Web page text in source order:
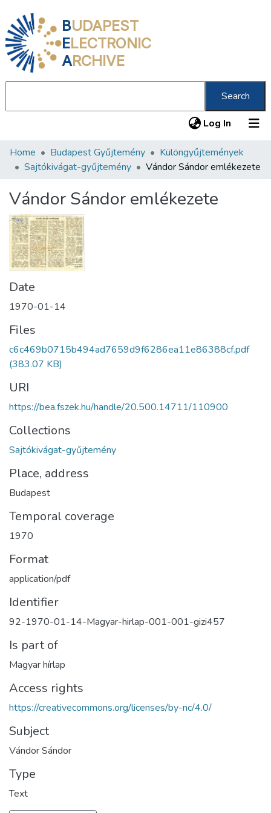
BUDAPEST
ELECTRONIC
ARCHIVE
Search
Log In (current)
Communities & Collections
Statistics
About us
Home Budapest Gyűjtemény
Különgyűjtemények
Sajtókivágat-gyűjtemény
Vándor Sándor emlékezete
Vándor Sándor emlékezete
Date
1970-01-14
Files
c6c469b0715b494ad7659d9f6286ea11e86388cf.pdf
(383.07 KB)
URI
https://bea.fszek.hu/handle/20.500.14711/110900
Collections
Sajtókivágat-gyűjtemény
Place, address
Budapest
Temporal coverage
1970
Format
application/pdf
Identifier
92-1970-01-14-Magyar-hirlap-001-001-gizi457
Is part of
Magyar hírlap
Access rights
https://creativecommons.org/licenses/by-nc/4.0/
Subject
Vándor Sándor
Type
Text